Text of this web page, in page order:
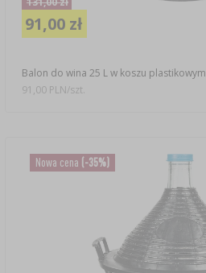
Balon do wina 25 L w koszu plastikowym
91,00 zł
91,00 PLN/szt.
Nowa cena (-35%)